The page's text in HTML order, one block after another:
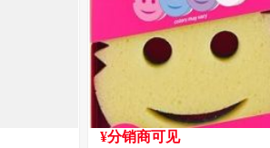
¥分销商可见